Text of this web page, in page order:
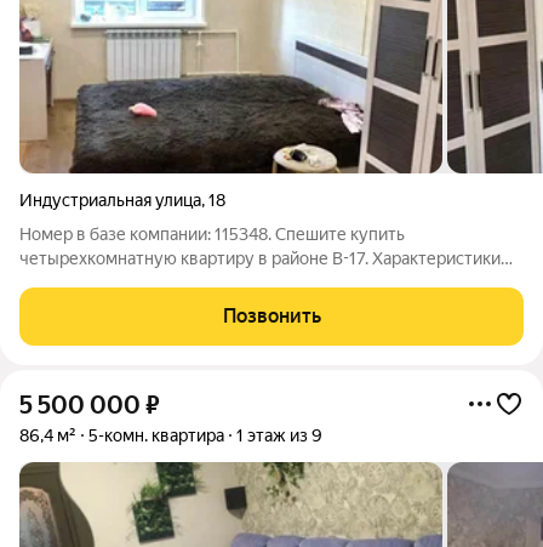
Индустриальная улица,18
Номер в базе компании: 115348. Спешите купить
четырехкомнатную квартиру в районе В-17. Характеристики
этаже 10 этажного панельного дома. Металлопластиковые
окна, балкон, напольное покрытие
Позвонить
5 500 000 ₽
86,4 м² 5-комн. квартира 1 этаж из 9